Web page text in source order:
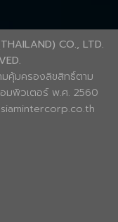
CO., LTD.
มคุ้มครองลิขสิทธิ์ตาม
มพิวเตอร์ พ.ศ. 2560